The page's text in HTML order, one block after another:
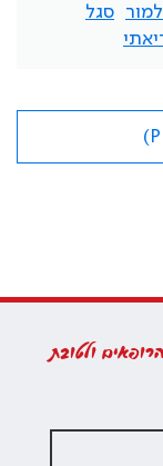
סגל
ולטובת